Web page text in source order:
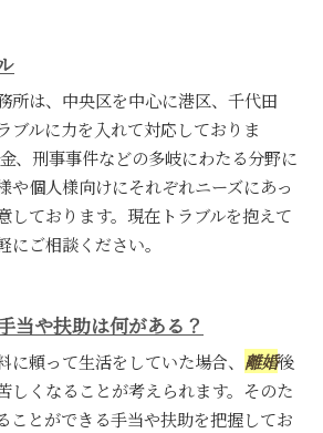
所は、中央区を中心に港区、千代田
ブルに力を入れて対応しておりま
、刑事事件などの多岐にわたる分野に
や個人様向けにそれぞれニーズにあっ
しております。現在トラブルを抱えて
ご相談ください。
当や扶助は何がある？
頼って生活をしていた場合、 離婚後
しくなることが考えられます。そのた
ことができる手当や扶助を把握してお